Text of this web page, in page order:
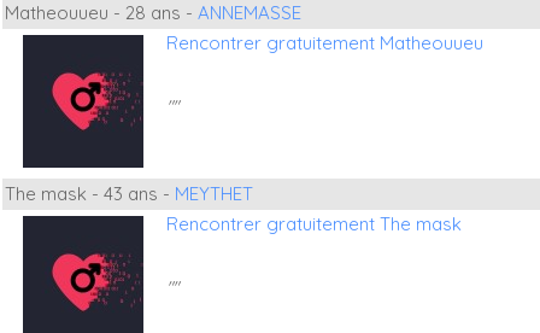
Matheouueu - 28 ans - ANNEMASSE
Rencontrer gratuitement Matheouueu
""
The mask - 43 ans - MEYTHET
Rencontrer gratuitement The mask
""